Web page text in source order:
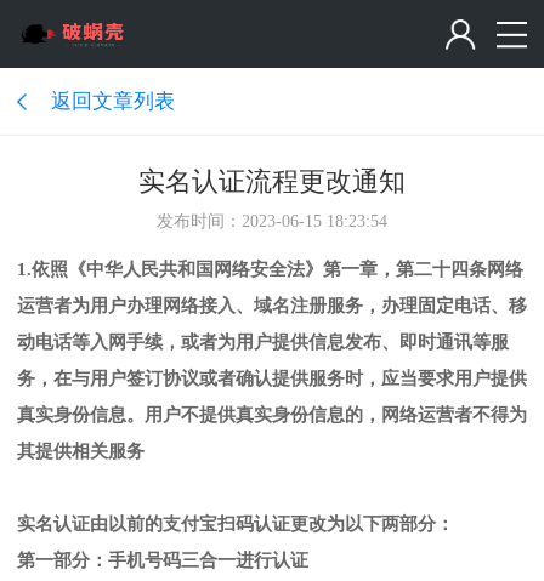
返回文章列表
实名认证流程更改通知
发布时间：2023-06-15 18:23:54
1.依照《中华人民共和国网络安全法》第一章，第二十四条网络
运营者为用户办理网络接入、域名注册服务，办理固定电话、移
动电话等入网手续，或者为用户提供信息发布、即时通讯等服
务，在与用户签订协议或者确认提供服务时，应当要求用户提供
真实身份信息。用户不提供真实身份信息的，网络运营者不得为
其提供相关服务
实名认证由以前的支付宝扫码认证更改为以下两部分：
第一部分：手机号码三合一进行认证